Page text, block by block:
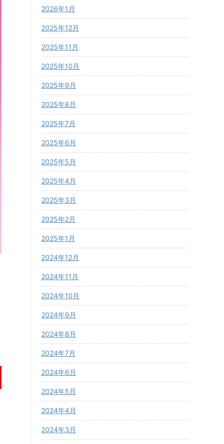
2026年1月
2025年12月
2025年11月
2025年10月
2025年9月
2025年8月
2025年7月
2025年6月
2025年5月
2025年4月
2025年3月
2025年2月
2025年1月
2024年12月
2024年11月
2024年10月
2024年9月
2024年8月
2024年7月
2024年6月
2024年5月
2024年4月
2024年3月